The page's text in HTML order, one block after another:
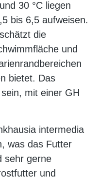
30 °C liegen
bis 6,5 aufweisen.
schätzt die
und
bietet. Das
mit einer GH
intermedia
was das Futter
sehr gerne
und